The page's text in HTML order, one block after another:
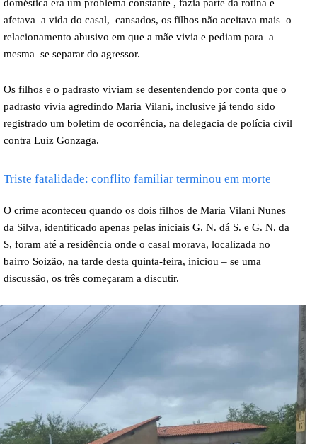
doméstica era um problema constante , fazia parte da rotina e
afetava a vida do casal, cansados, os filhos não aceitava mais o
relacionamento abusivo em que a mãe vivia e pediam para a
mesma se separar do agressor.
Os filhos e o padrasto viviam se desentendendo por conta que o
padrasto vivia agredindo Maria Vilani, inclusive já tendo sido
registrado um boletim de ocorrência, na delegacia de polícia civil
contra Luiz Gonzaga.
Triste fatalidade: conflito familiar terminou em morte
O crime aconteceu quando os dois filhos de Maria Vilani Nunes
da Silva, identificado apenas pelas iniciais G. N. dá S. e G. N. da
S, foram até a residência onde o casal morava, localizada no
bairro Soizão, na tarde desta quinta-feira, iniciou – se uma
discussão, os três começaram a discutir.